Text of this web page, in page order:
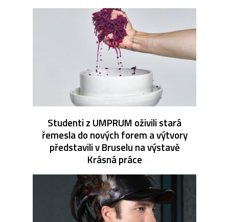
Studenti z UMPRUM oživili stará
řemesla do nových forem a výtvory
představili v Bruselu na výstavě
Krásná práce